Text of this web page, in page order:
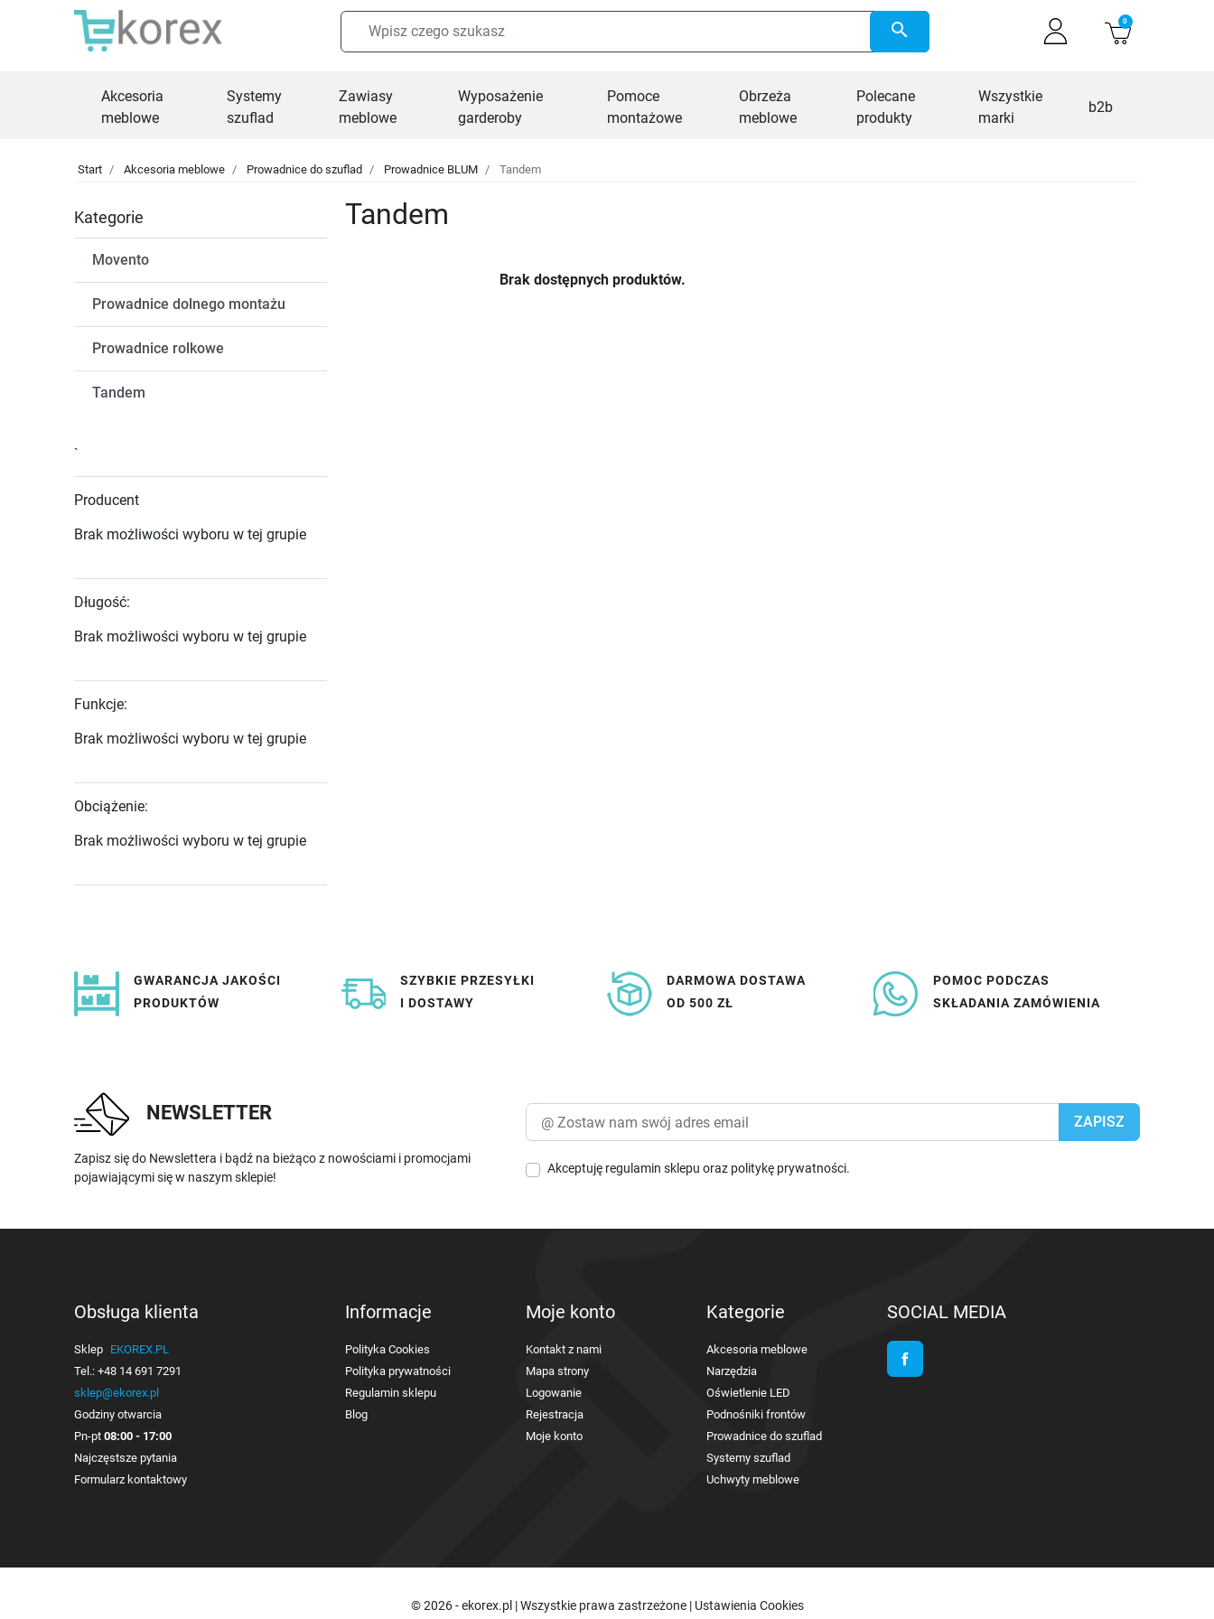
search 0
Akcesoria
meblowe
Systemy
szuflad
Zawiasy
meblowe
Wyposażenie
garderoby
Pomoce
montażowe
Obrzeża
meblowe
Polecane
produkty
Wszystkie
marki
b2b
Start Akcesoria meblowe Prowadnice do szuflad Prowadnice BLUM Tandem
Kategorie
Movento
Prowadnice dolnego montażu
Prowadnice rolkowe
Tandem
`
Producent
Brak możliwości wyboru w tej grupie
Długość:
Brak możliwości wyboru w tej grupie
Funkcje:
Brak możliwości wyboru w tej grupie
Obciążenie:
Brak możliwości wyboru w tej grupie
Tandem
Brak dostępnych produktów.
GWARANCJA JAKOŚCI
PRODUKTÓW
SZYBKIE PRZESYŁKI
I DOSTAWY
DARMOWA DOSTAWA
OD 500 ZŁ
POMOC PODCZAS
SKŁADANIA ZAMÓWIENIA
NEWSLETTER
Zapisz się do Newslettera i bądź na bieżąco z nowościami i promocjami
pojawiającymi się w naszym sklepie!
Akceptuję regulamin sklepu oraz politykę prywatności.
Obsługa klienta
Sklep EKOREX.PL
Tel.: +48 14 691 7291
sklep@ekorex.pl
Godziny otwarcia
Pn-pt 08:00 - 17:00
Najczęstsze pytania
Formularz kontaktowy
Informacje
Polityka Cookies
Polityka prywatności
Regulamin sklepu
Blog
Moje konto
Kontakt z nami
Mapa strony
Logowanie
Rejestracja
Moje konto
Kategorie
Akcesoria meblowe
Narzędzia
Oświetlenie LED
Podnośniki frontów
Prowadnice do szuflad
Systemy szuflad
Uchwyty meblowe
SOCIAL MEDIA
Facebook
© 2026 - ekorex.pl | Wszystkie prawa zastrzeżone | Ustawienia Cookies